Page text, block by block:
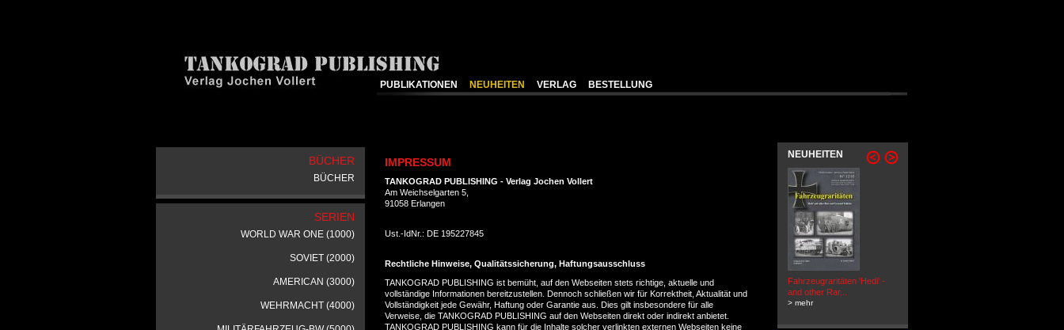
PUBLIKATIONEN NEUHEITEN VERLAG BESTELLUNG
IMPRESSUM
TANKOGRAD PUBLISHING - Verlag Jochen Vollert
Am Weichselgarten 5,
91058 Erlangen
Ust.-IdNr.: DE 195227845
Rechtliche Hinweise, Qualitätssicherung, Haftungsausschluss
TANKOGRAD PUBLISHING ist bemüht, auf den Webseiten stets richtige, aktuelle und
vollständige Informationen bereitzustellen. Dennoch schließen wir für Korrektheit, Aktualität und
Vollständigkeit jede Gewähr, Haftung oder Garantie aus. Dies gilt insbesondere für alle
Verweise, die TANKOGRAD PUBLISHING auf den Webseiten direkt oder indirekt anbietet.
TANKOGRAD PUBLISHING kann für die Inhalte solcher verlinkten externen Webseiten keine
BÜCHER
BÜCHER
SERIEN
WORLD WAR ONE (1000)
SOVIET (2000)
AMERICAN (3000)
WEHRMACHT (4000)
NEUHEITEN
Fahrzeugraritäten 'Hedi' -
and other Rar...
> mehr